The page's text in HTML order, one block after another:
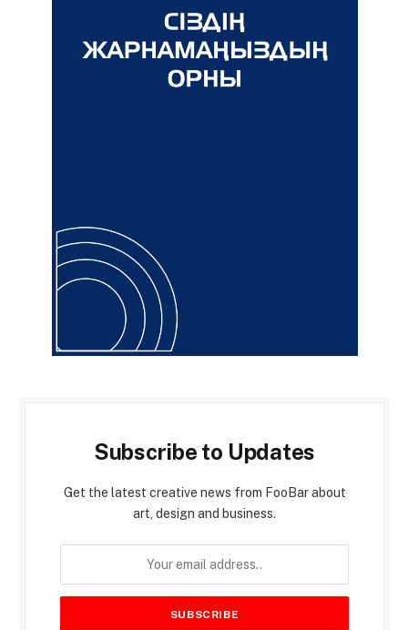
Subscribe to Updates
Get the latest creative news from FooBar about
art, design and business.